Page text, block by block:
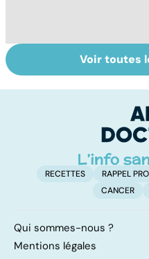
Tout savoir sur le
cancer de la
Voir toutes
RECETTES RAPPEL
CANCER
Qui sommes-nous ?
Mentions légales